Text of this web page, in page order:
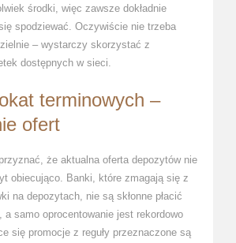
środki, więc zawsze dokładnie
spodziewać. Oczywiście nie trzeba
– wystarczy skorzystać z
dostępnych w sieci.
terminowych –
ofert
że aktualna oferta depozytów nie
obiecująco. Banki, które zmagają się z
na depozytach, nie są skłonne płacić
a samo oprocentowanie jest rekordowo
się promocje z reguły przeznaczone są